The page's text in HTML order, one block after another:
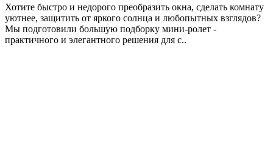
Хотите быстро и недорого преобразить окна, сделать комнату
уютнее, защитить от яркого солнца и любопытных взглядов?
Мы подготовили большую подборку мини-ролет -
практичного и элегантного решения для с..